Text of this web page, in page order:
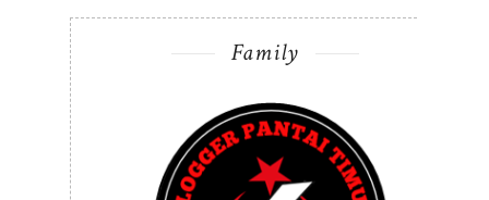
Family